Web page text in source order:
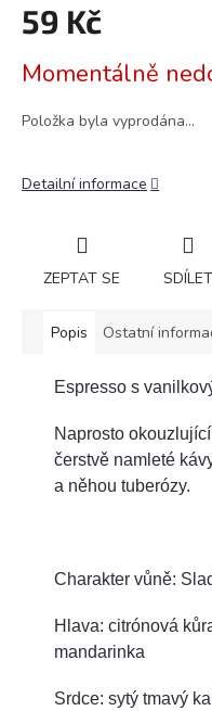
59 Kč
cena:
Momentálně
Položka byla vyprodána…
Detailní informace
ZEPTAT SE SDÍLET
Popis Ostatní
Espresso s
Naprosto
čerstvě namleté
a něhou tuberózy.
Charakter vůně:
Hlava: citrónová
mandarinka
Srdce: sytý tmavý